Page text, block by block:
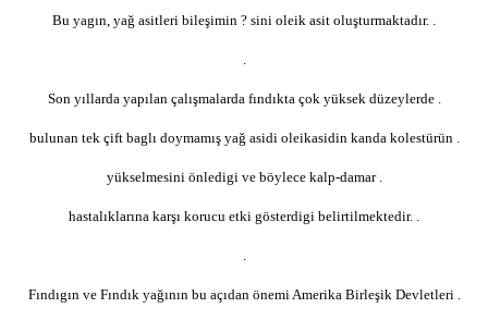
Bu yagın, yağ asitleri bileşimin ? sini oleik asit oluşturmaktadır. .
Son yıllarda yapılan çalışmalarda fındıkta çok yüksek düzeylerde .
bulunan tek çift baglı doymamış yağ asidi oleikasidin kanda kolestürün .
yükselmesini önledigi ve böylece kalp-damar .
hastalıklarına karşı korucu etki gösterdigi belirtilmektedir. .
Fındıgın ve Fındık yağının bu açıdan önemi Amerika Birleşik Devletleri .